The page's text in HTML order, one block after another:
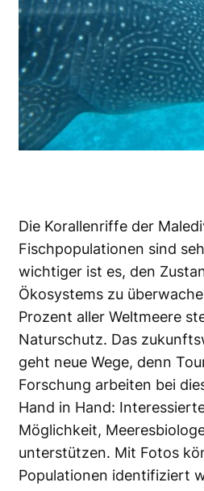
Die Korallenriffe der
Fischpopulationen sind
wichtiger ist es, den
Ökosystems zu
Prozent aller Weltmeere
Naturschutz. Das
geht neue Wege, denn
Forschung arbeiten bei
Hand in Hand:
Möglichkeit,
unterstützen. Mit Fotos
Populationen identifiziert